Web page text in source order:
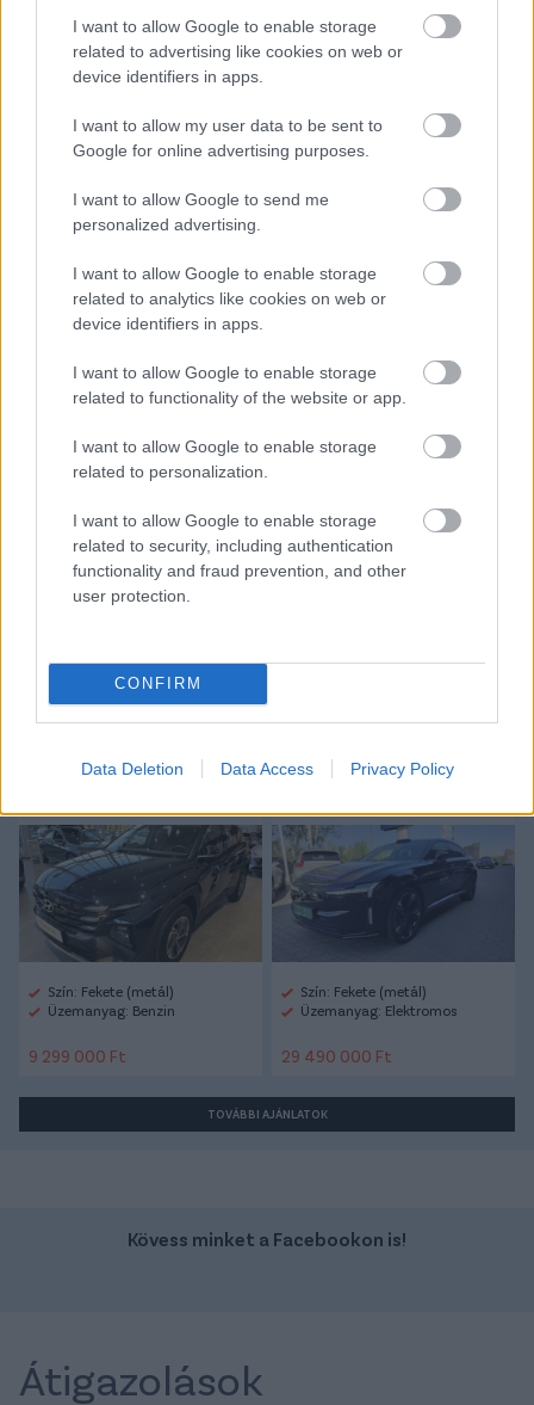
I want to allow Google to enable storage
related to advertising like cookies on web or
device identifiers in apps.
I want to allow my user data to be sent to
Google for online advertising purposes.
I want to allow Google to send me
personalized advertising.
I want to allow Google to enable storage
related to analytics like cookies on web or
device identifiers in apps.
I want to allow Google to enable storage
related to functionality of the website or app.
I want to allow Google to enable storage
related to personalization.
I want to allow Google to enable storage
related to security, including authentication
functionality and fraud prevention, and other
user protection.
CONFIRM
Data Deletion Data Access Privacy Policy
Úgy tűnik, nincs több kérdés Bogdán
jövőjével kapcsolatban: "99%, hogy
99%, hogy befejezi profi karrierjét a 21-szeres
Elolvasom
Itt állíthatod be, hogy a Csakfoci az elsők
között legyen a Google-találatokban
Tetszett a cikk? Megosztanád?
Link másolása Email küldés
CÍMKÉK: #VILÁGFOCI #NEYMAR
#BOGNÁR TAMÁS
#AL-HILAL
Autópiac
Szín: Fekete (metál)
Üzemanyag: Benzin
9 299 000 Ft
Szín: Fekete (metál)
Üzemanyag: Elektromos
29 490 000 Ft
TOVÁBBI AJÁNLATOK
Kövess minket a Facebookon is!
Átigazolások